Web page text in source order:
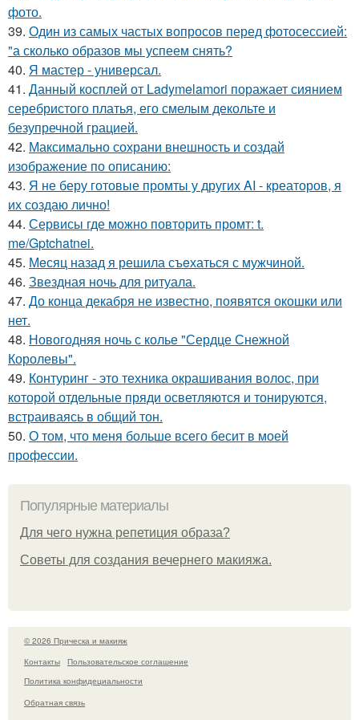
фото.
39. Один из самых частых вопросов перед фотосессией:
"а сколько образов мы успеем снять?
40. Я мастер - универсал.
41. Данный косплей от Ladymelamori поражает сиянием
серебристого платья, его смелым декольте и
безупречной грацией.
42. Максимально сохрани внешность и создай
изображение по описанию:
43. Я не беру готовые промты у других AI - креаторов, я
их создаю лично!
44. Сервисы где можно повторить промт: t.
me/Gptchatnei.
45. Мeсяц назад я решила съeхаться с мужчиной.
46. Звездная ночь для ритуала.
47. До конца декабря не известно, появятся окошки или
нет.
48. Новогодняя ночь с колье "Сердце Снежной
Королевы".
49. Контуринг - это техника окрашивания волос, при
которой отдельные пряди осветляются и тонируются,
встраиваясь в общий тон.
50. О том, что меня больше всего бесит в моей
профессии.
Популярные материалы
Для чего нужна репетиция образа?
Советы для создания вечернего макияжа.
© 2026 Прическа и макияж
Контакты
Пользовательское соглашение
Политика конфидециальности
Обратная связь